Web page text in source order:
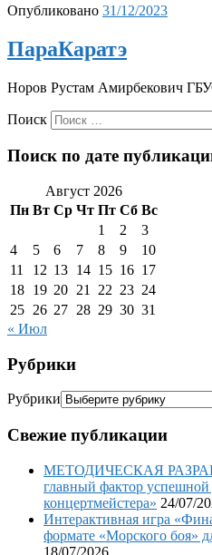
Опубликовано 31/12/2023
ПараКаратэ
Норов Рустам Амирбекович
Поиск
Поиск по дате
Август 2026
Пн Вт Ср Чт Пт Сб Вс
1
2
3
4
5 6 7 8 9
10
11
12 13 14 15 16 17
18 19 20 21 22 23 24
25 26 27 28 29 30 31
« Июл
Рубрики
Рубрики
Свежие публикации
МЕТОДИЧЕСКАЯ
главный фактор успешной
концертмейстера» 24/07/
Интерактивная игра
формате «Морского боя»
18/07/2026